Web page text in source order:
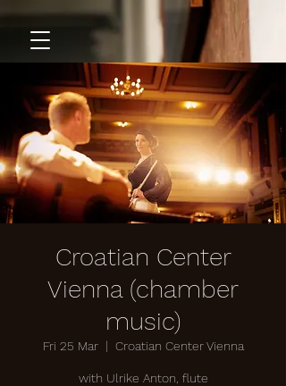
Croatian Center
Vienna (chamber
music)
Fri 25 Mar
  |
Croatian Center Vienna
with Ulrike Anton, flute